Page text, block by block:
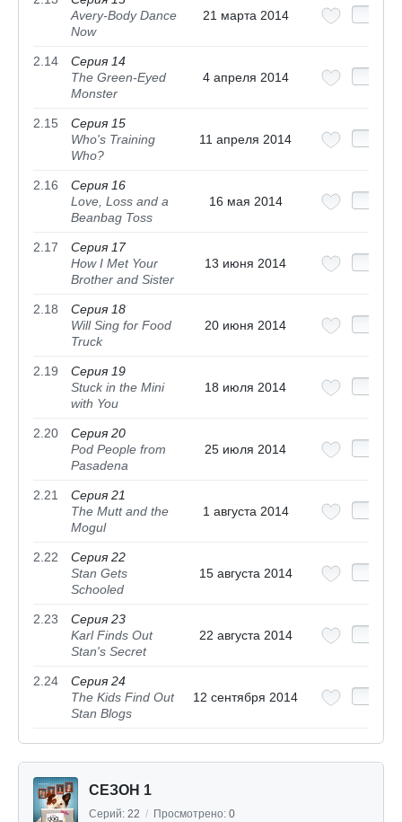
Avery-Body Dance
Now
21 марта 2014
2.14
Серия 14
The Green-Eyed
Monster
4 апреля 2014
2.15
Серия 15
Who's Training
Who?
11 апреля 2014
2.16
Серия 16
Love, Loss and a
Beanbag Toss
16 мая 2014
2.17
Серия 17
How I Met Your
Brother and Sister
13 июня 2014
2.18
Серия 18
Will Sing for Food
Truck
20 июня 2014
2.19
Серия 19
Stuck in the Mini
with You
18 июля 2014
2.20
Серия 20
Pod People from
Pasadena
25 июля 2014
2.21
Серия 21
The Mutt and the
Mogul
1 августа 2014
2.22
Серия 22
Stan Gets
Schooled
15 августа 2014
2.23
Серия 23
Karl Finds Out
Stan's Secret
22 августа 2014
2.24
Серия 24
The Kids Find Out
Stan Blogs
12 сентября 2014
СЕЗОН 1
Серий: 22 / Просмотрено: 0